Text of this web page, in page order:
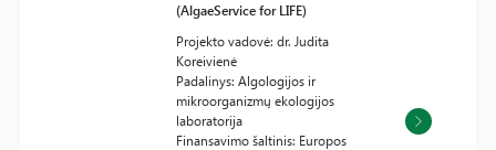
(AlgaeService for LIFE)
Projekto vadovė: dr. Judita
Koreivienė
Padalinys: Algologijos ir
mikroorganizmų ekologijos
laboratorija
Finansavimo šaltinis: Europos